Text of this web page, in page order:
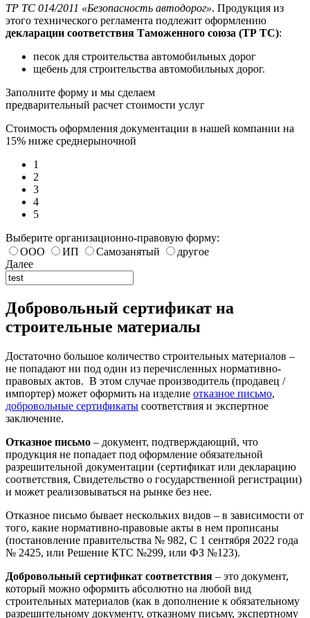
ТР ТС 014/2011 «Безопасность автодорог». Продукция из
этого технического регламента подлежит оформлению
декларации соответствия Таможенного союза (ТР ТС):
песок для строительства автомобильных дорог
щебень для строительства автомобильных дорог.
Заполните форму и мы сделаем
предварительный расчет стоимости услуг
Стоимость оформления документации в нашей компании на
15% ниже среднерыночной
1
2
3
4
5
Выберите организационно-правовую форму:
ООО
ИП Самозанятый
другое
Далее
Добровольный сертификат на
строительные материалы
Достаточно большое количество строительных материалов –
не попадают ни под один из перечисленных нормативно-
правовых актов. В этом случае производитель (продавец /
импортер) может оформить на изделие отказное письмо,
добровольные сертификаты соответствия и экспертное
заключение.
Отказное письмо – документ, подтверждающий, что
продукция не попадает под оформление обязательной
разрешительной документации (сертификат или декларацию
соответствия, Свидетельство о государственной регистрации)
и может реализовываться на рынке без нее.
Отказное письмо бывает нескольких видов – в зависимости от
того, какие нормативно-правовые акты в нем прописаны
(постановление правительства № 982, С 1 сентября 2022 года
№ 2425, или Решение КТС №299, или ФЗ №123).
Добровольный сертификат соответствия – это документ,
который можно оформить абсолютно на любой вид
строительных материалов (как в дополнение к обязательному
разрешительному документу, отказному письму, экспертному